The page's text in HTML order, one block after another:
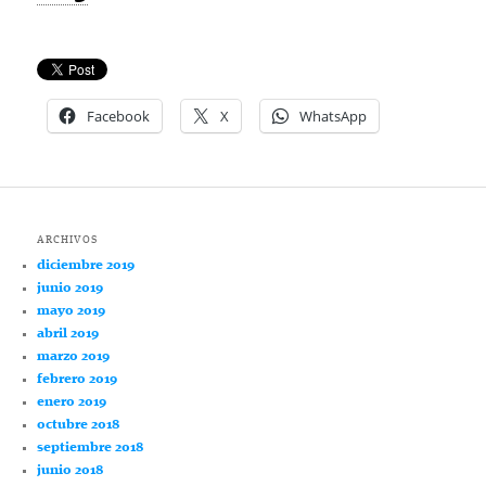
Facebook X WhatsApp
ARCHIVOS
diciembre 2019
junio 2019
mayo 2019
abril 2019
marzo 2019
febrero 2019
enero 2019
octubre 2018
septiembre 2018
junio 2018